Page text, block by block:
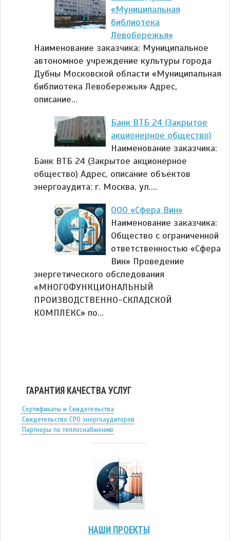
«Муниципальная
библиотека
Левобережья»
Наименование заказчика: Муниципальное
автономное учреждение культуры города
Дубны Московской области «Муниципальная
библиотека Левобережья» Адрес,
описание…
Банк ВТБ 24 (Закрытое
акционерное общество)
Наименование заказчика:
Банк ВТБ 24 (Закрытое акционерное
общество) Адрес, описание объектов
энергоаудита: г. Москва, ул.…
ООО «Сфера Вин»
Наименование заказчика:
Общество с ограниченной
ответственностью «Сфера
Вин» Проведение
энергетического обследования
«МНОГОФУНКЦИОНАЛЬНЫЙ
ПРОИЗВОДСТВЕННО-СКЛАДСКОЙ
КОМПЛЕКС» по…
ГАРАНТИЯ КАЧЕСТВА УСЛУГ
Сертификаты и Свидетельства
Свидетельство СРО энергоаудиторов
Партнеры по теплоснабжению
НАШИ ПРОЕКТЫ